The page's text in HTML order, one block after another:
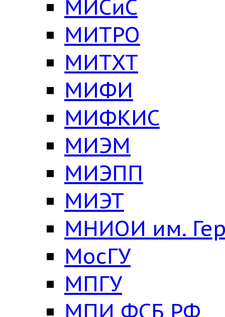
МИСиС
МИТРО
МИТХТ
МИФИ
МИФКИС
МИЭМ
МИЭПП
МИЭТ
МНИОИ им.
МосГУ
МПГУ
МПИ ФСБ РФ